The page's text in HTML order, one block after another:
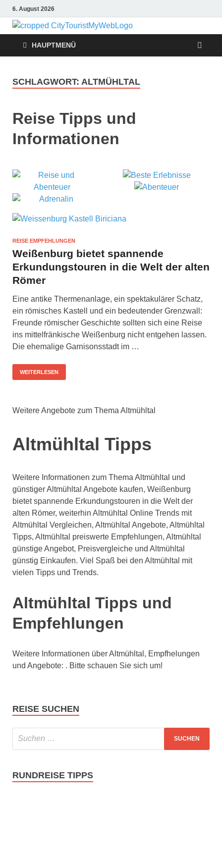
6. August 2026
Reise
Tipps
Urlaub, Ferien, Flüge,
HAUPTMENÜ
SCHLAGWORT: ALTMÜHLTAL
Reise Tipps und
Informationen
REISE EMPFEHLUNGEN
Weißenburg bietet spannende
Erkundungstouren in die Welt der alten
Römer
Eine antike Thermenanlage, ein spektakulärer Schatz,
ein römisches Kastell und ein bedeutender Grenzwall:
Freunde römischer Geschichte sollten sich eine Reise
ins mittelfränkische Weißenburg nicht entgehen lassen.
Die ehemalige Garnisonsstadt im …
WEITERLESEN
Weitere Angebote zum Thema Altmühltal
Altmühltal Tipps
Weitere Informationen zum Thema Altmühltal und
günstiger Altmühltal Angebote kaufen, Weißenburg
bietet spannende Erkundungstouren in die Welt der
alten Römer, weiterhin Altmühltal Online Trends mit
Altmühltal Vergleichen, Altmühltal Angebote, Altmühltal
Tipps, Altmühltal preiswerte Empfehlungen, Altmühltal
günstige Angebot, Preisvergleiche und Altmühltal
günstig Einkaufen. Viel Spaß bei den Altmühltal mit
vielen Tipps und Trends.
Altmühltal Tipps und
Empfehlungen
Weitere Informationen über Altmühltal, Empfhelungen
und Angebote: . Bitte schauen Sie sich um!
REISE SUCHEN
RUNDREISE TIPPS